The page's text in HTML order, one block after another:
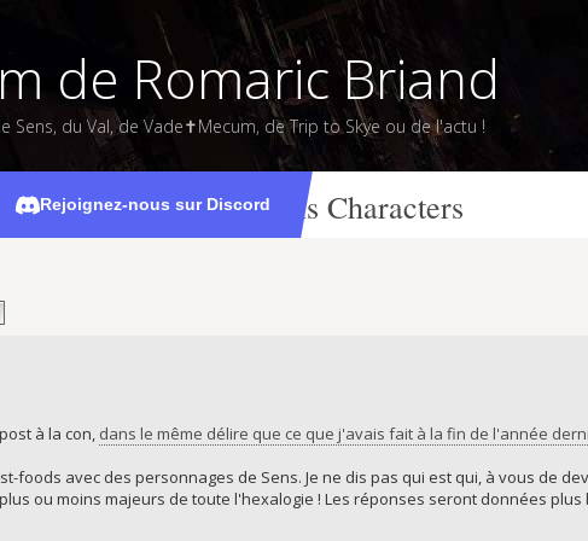
de Romaric Briand
Sens, du Val, de Vade✝Mecum, de Trip to Skye ou de l'actu !
Rejoignez-nous sur Discord
Fast-food Mascots as Sens Characters
à la con, dans le même délire que ce que j'avais fait à la fin de l'année
foods avec des personnages de Sens. Je ne dis pas qui est qui, à vous de
ou moins majeurs de toute l'hexalogie ! Les réponses seront données plus